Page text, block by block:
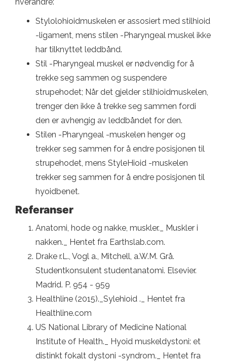
Stylolohioidmuskelen er assosiert med stilhioid
-ligament, mens stilen -Pharyngeal muskel ikke
har tilknyttet leddbånd.
Stil -Pharyngeal muskel er nødvendig for å
trekke seg sammen og suspendere
strupehodet; Når det gjelder stilhioidmuskelen,
trenger den ikke å trekke seg sammen fordi
den er avhengig av leddbåndet for den.
Stilen -Pharyngeal -muskelen henger og
trekker seg sammen for å endre posisjonen til
strupehodet, mens StyleHioid -muskelen
trekker seg sammen for å endre posisjonen til
hyoidbenet.
Referanser
Anatomi, hode og nakke, muskler._ Muskler i
nakken._ Hentet fra Earthslab.com.
Drake r.L., Vogl a., Mitchell, a.W.M. Grå.
Studentkonsulent studentanatomi. Elsevier.
Madrid. P. 954 - 959
Healthline (2015)._Sylehioid ._ Hentet fra
Healthline.com
US National Library of Medicine National
Institute of Health._ Hyoid muskeldystoni: et
distinkt fokalt dystoni -syndrom._ Hentet fra